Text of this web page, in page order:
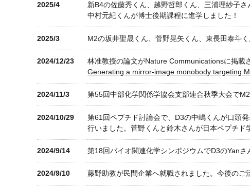
2025/4
新B4の佐藤秀くん、越野哲郎くん、三浦理紗子
中村元紀くんが博士後期課程に進学しました！
2025/3 M2の坂井聖晟くん、菅野晃矢くん、東長田泰斗
2024/12/23
林准教授の論文がNature Communicationsに掲載
Generating a mirror-image monobody targeting
2024/11/3 第55回中部化学関係学協会支部連合秋季大会で
2024/10/29
第61回ペプチド討論会で、D3の中嶋くんが口頭
行いました。菅野くんと鈴木さんが日本ペプチド
2024/9/14 第18回バイオ関連化学シンポジウムでD3のYan
2024/9/10 藤野助教が民間企業へ就職されました。今後のご